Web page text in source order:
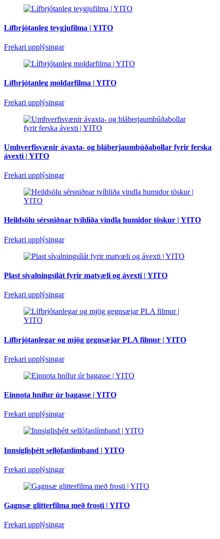
Lífbrjótanleg teygjufilma | YITO
Frekari upplýsingar
Lífbrjótanleg moldarfilma | YITO
Frekari upplýsingar
Umhverfisvænir ávaxta- og bláberjaumbúðabollar fyrir ferska
ávexti | YITO
Frekari upplýsingar
Heildsölu sérsniðnar tvíhliða vindla humidor töskur | YITO
Frekari upplýsingar
Plast sívalningsílát fyrir matvæli og ávexti | YITO
Frekari upplýsingar
Lífbrjótanlegar og mjög gegnsæjar PLA filmur | YITO
Frekari upplýsingar
Einnota hnífur úr bagasse | YITO
Frekari upplýsingar
Innsiglisþétt sellófanlímband | YITO
Frekari upplýsingar
Gagnsæ glitterfilma með frosti | YITO
Frekari upplýsingar